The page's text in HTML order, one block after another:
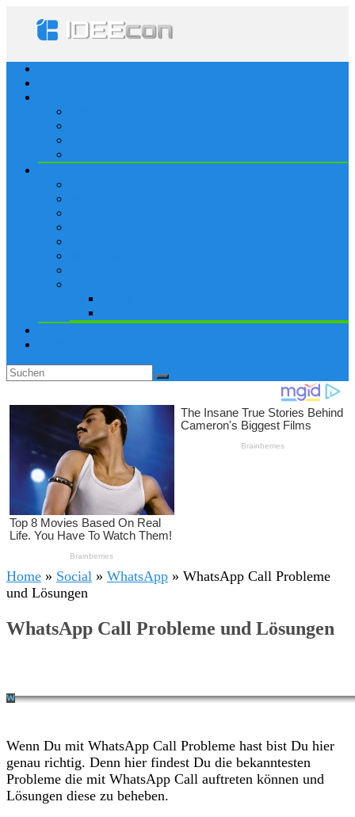
Home » Social » WhatsApp » WhatsApp Call Probleme
und Lösungen
WhatsApp Call Probleme und Lösungen
Wenn Du mit WhatsApp Call Probleme hast bist Du hier
genau richtig. Denn hier findest Du die bekanntesten
Probleme die mit WhatsApp Call auftreten können und
Lösungen diese zu beheben.